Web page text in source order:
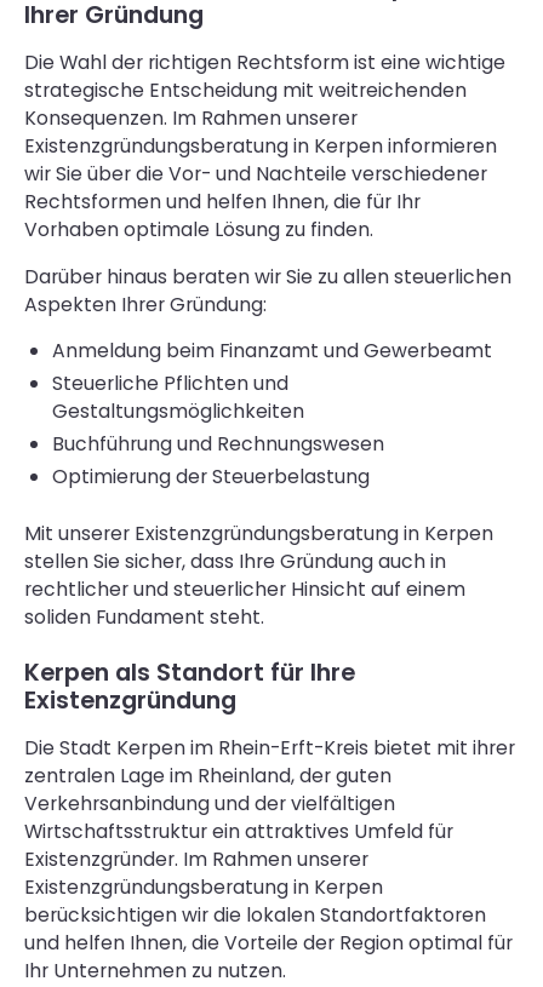
Ihrer Gründung
Die Wahl der richtigen Rechtsform ist eine wichtige
strategische Entscheidung mit weitreichenden
Konsequenzen. Im Rahmen unserer
Existenzgründungsberatung in Kerpen informieren
wir Sie über die Vor- und Nachteile verschiedener
Rechtsformen und helfen Ihnen, die für Ihr
Vorhaben optimale Lösung zu finden.
Darüber hinaus beraten wir Sie zu allen steuerlichen
Aspekten Ihrer Gründung:
Anmeldung beim Finanzamt und Gewerbeamt
Steuerliche Pflichten und
Gestaltungsmöglichkeiten
Buchführung und Rechnungswesen
Optimierung der Steuerbelastung
Mit unserer Existenzgründungsberatung in Kerpen
stellen Sie sicher, dass Ihre Gründung auch in
rechtlicher und steuerlicher Hinsicht auf einem
soliden Fundament steht.
Kerpen als Standort für Ihre
Existenzgründung
Die Stadt Kerpen im Rhein-Erft-Kreis bietet mit ihrer
zentralen Lage im Rheinland, der guten
Verkehrsanbindung und der vielfältigen
Wirtschaftsstruktur ein attraktives Umfeld für
Existenzgründer. Im Rahmen unserer
Existenzgründungsberatung in Kerpen
berücksichtigen wir die lokalen Standortfaktoren
und helfen Ihnen, die Vorteile der Region optimal für
Ihr Unternehmen zu nutzen.